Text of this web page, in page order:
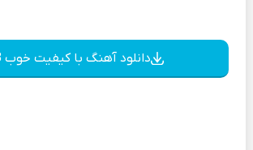
دانلود آهنگ با کیفیت خوب 128